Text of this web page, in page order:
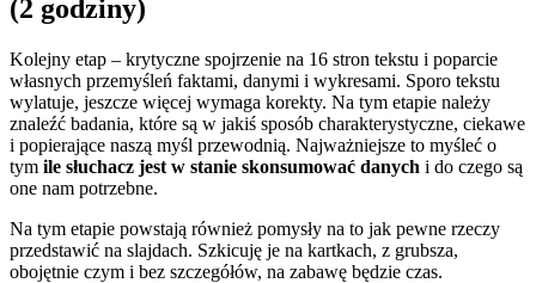
(2 godziny)
Kolejny etap – krytyczne spojrzenie na 16 stron tekstu i poparcie
własnych przemyśleń faktami, danymi i wykresami. Sporo tekstu
wylatuje, jeszcze więcej wymaga korekty. Na tym etapie należy
znaleźć badania, które są w jakiś sposób charakterystyczne, ciekawe
i popierające naszą myśl przewodnią. Najważniejsze to myśleć o
tym ile słuchacz jest w stanie skonsumować danych i do czego są
one nam potrzebne.
Na tym etapie powstają również pomysły na to jak pewne rzeczy
przedstawić na slajdach. Szkicuję je na kartkach, z grubsza,
obojętnie czym i bez szczegółów, na zabawę będzie czas.